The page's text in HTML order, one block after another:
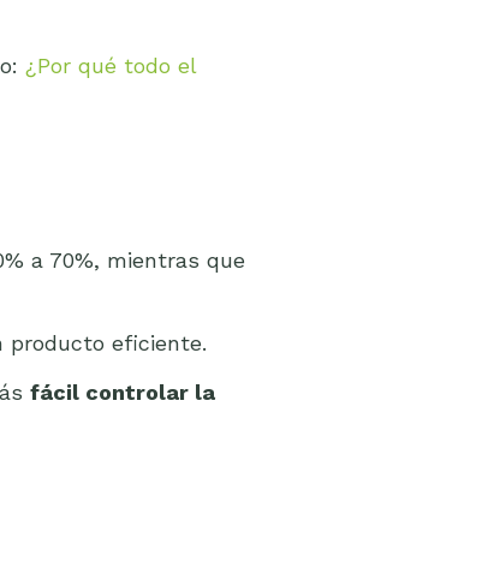
¿Por qué todo el
a 70%, mientras que
producto eficiente.
fácil controlar la